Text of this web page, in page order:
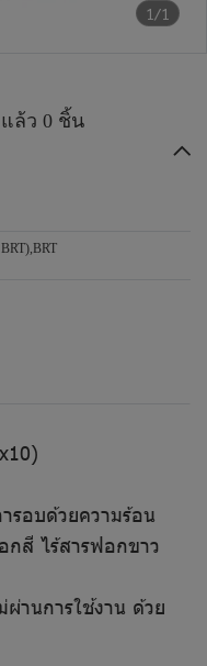
1/1
ล้ว 0 ชิ้น
,BRT
รอบด้วยความร้อน
กสี ไร้สารฟอกขาว
านการใช้งาน ด้วย